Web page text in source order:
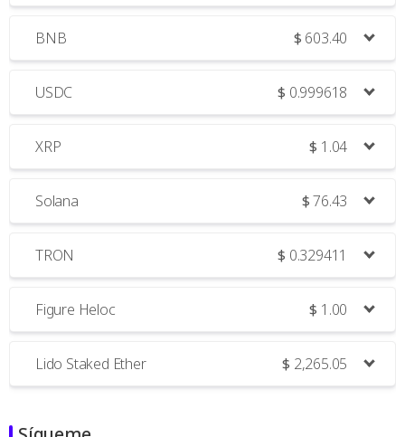
BNB $ 603.40
USDC $ 0.999618
XRP $ 1.04
Solana $76.43
TRON $ 0.329411
Figure Heloc $ 1.00
Lido Staked Ether $ 2,265.05